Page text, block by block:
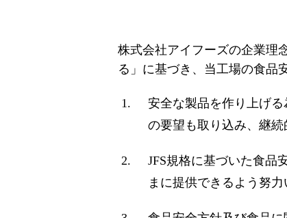
株式会社アイフーズの企業理
る」に基づき、当工場の食品
安全な製品を作り上げ
の要望も取り込み、継続
JFS規格に基づいた食品
まに提供できるよう努